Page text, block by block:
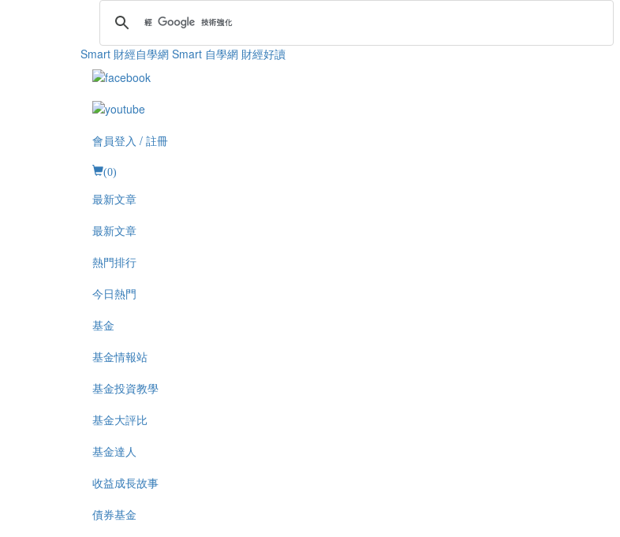
Smart 財經自學網 Smart 自學網 財經好讀
會員登入 / 註冊
(0)
最新文章
最新文章
熱門排行
今日熱門
基金
基金情報站
基金投資教學
基金大評比
基金達人
收益成長故事
債券基金